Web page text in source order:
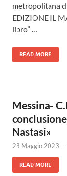
metropolitana di
EDIZIONE IL
libro” …
READ MORE
Messina-
Nastasi»
23 Maggio 2023 -
READ MORE